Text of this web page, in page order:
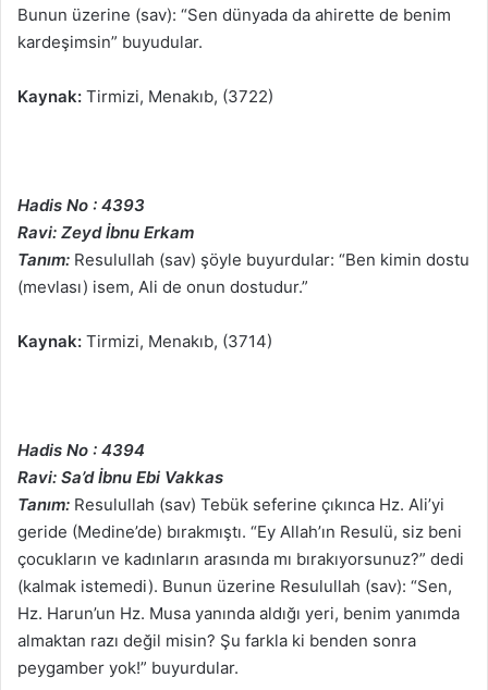
Bunun üzerine (sav): “Sen dünyada da ahirette de benim
kardeşimsin” buyudular.
Kaynak: Tirmizi, Menakıb, (3722)
Hadis No : 4393
Ravi: Zeyd İbnu Erkam
Tanım: Resulullah (sav) şöyle buyurdular: “Ben kimin dostu
(mevlası) isem, Ali de onun dostudur.”
Kaynak: Tirmizi, Menakıb, (3714)
Hadis No : 4394
Ravi: Sa’d İbnu Ebi Vakkas
Tanım: Resulullah (sav) Tebük seferine çıkınca Hz. Ali’yi
geride (Medine’de) bırakmıştı. “Ey Allah’ın Resulü, siz beni
çocukların ve kadınların arasında mı bırakıyorsunuz?” dedi
(kalmak istemedi). Bunun üzerine Resulullah (sav): “Sen,
Hz. Harun’un Hz. Musa yanında aldığı yeri, benim yanımda
almaktan razı değil misin? Şu farkla ki benden sonra
peygamber yok!” buyurdular.